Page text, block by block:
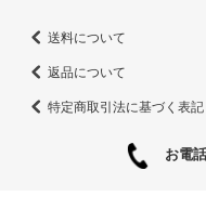
送料について
返品について
特定商取引法に基づく表記
お電話